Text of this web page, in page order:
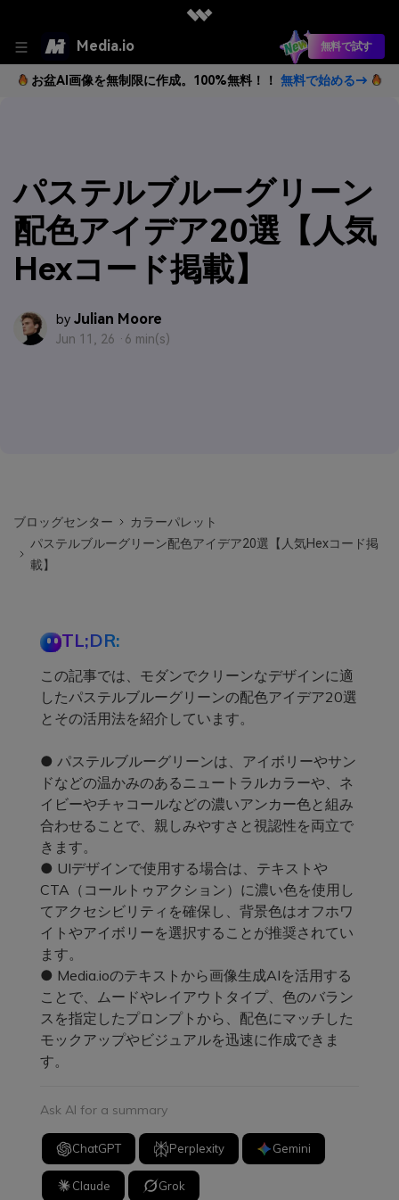
Media.io 無料で試す
お盆AI画像を無制限に作成。100%無料！！ 無料で始める→
パステルブルーグリーン
配色アイデア20選【人気
Hexコード掲載】
by Julian Moore
Jun 11, 26 · 6 min(s)
ブロッグセンター
カラーパレット
パステルブルーグリーン配色アイデア20選【人気Hexコード掲
載】
TL;DR:
この記事では、モダンでクリーンなデザインに適
したパステルブルーグリーンの配色アイデア20選
とその活用法を紹介しています。
● パステルブルーグリーンは、アイボリーやサン
ドなどの温かみのあるニュートラルカラーや、ネ
イビーやチャコールなどの濃いアンカー色と組み
合わせることで、親しみやすさと視認性を両立で
きます。
● UIデザインで使用する場合は、テキストや
CTA（コールトゥアクション）に濃い色を使用し
てアクセシビリティを確保し、背景色はオフホワ
イトやアイボリーを選択することが推奨されてい
ます。
● Media.ioのテキストから画像生成AIを活用する
ことで、ムードやレイアウトタイプ、色のバラン
スを指定したプロンプトから、配色にマッチした
モックアップやビジュアルを迅速に作成できま
す。
Ask AI for a summary
ChatGPT Perplexity Gemini
Claude Grok